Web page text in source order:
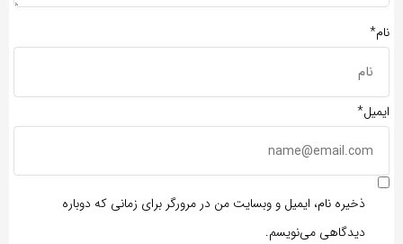
نام*
ایمیل*
ذخیره نام، ایمیل و وبسایت من در مرورگر برای زمانی که دوباره
دیدگاهی می‌نویسم.